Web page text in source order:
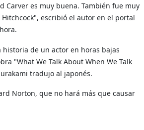
Carver es muy buena. También fue muy
escribió el autor en el portal
de un actor en horas bajas
"What We Talk About When We Talk
tradujo al japonés.
Norton, que no hará más que causar